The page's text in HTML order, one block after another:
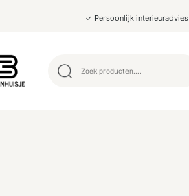
✓ Persoonlijk interieuradvies